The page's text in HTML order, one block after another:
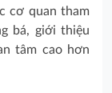
cơ quan tham
bá, giới thiệu
tâm cao hơn